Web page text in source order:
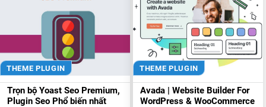
THEME PLUGIN
Trọn bộ Yoast Seo Premium,
Plugin Seo Phổ biến nhất
THEME PLUGIN
Avada | Website Builder For
WordPress & WooCommerce